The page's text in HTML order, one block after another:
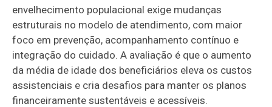
envelhecimento populacional exige mudanças
estruturais no modelo de atendimento, com maior
foco em prevenção, acompanhamento contínuo e
integração do cuidado. A avaliação é que o aumento
da média de idade dos beneficiários eleva os custos
assistenciais e cria desafios para manter os planos
financeiramente sustentáveis e acessíveis.